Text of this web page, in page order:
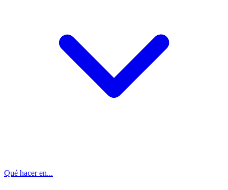
Qué hacer en...